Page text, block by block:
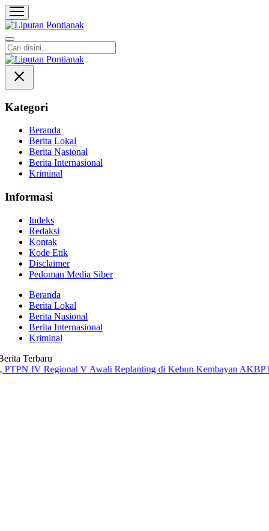
Liputan Pontianak
Berita Terkini dan TerUpdate
Kategori
Beranda
Berita Lokal
Berita Nasional
Berita Internasional
Kriminal
Informasi
Indeks
Redaksi
Kontak
Kode Etik
Disclaimer
Pedoman Media Siber
Beranda
Berita Lokal
Berita Nasional
Berita Internasional
Kriminal
Terbaru
V Awali Replanting di Kebun KembayanAKBP Rensa S.